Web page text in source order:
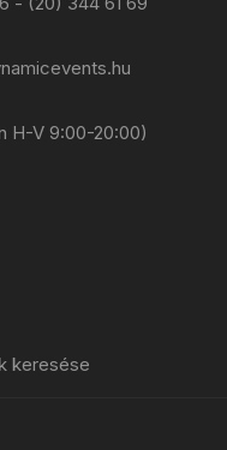
H-V 9:00-20:00)
keresése